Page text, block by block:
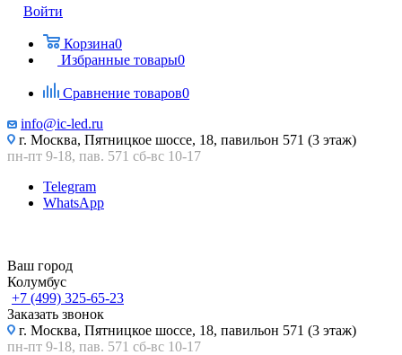
Войти
Корзина0
Избранные товары0
Сравнение товаров0
info@ic-led.ru
г. Москва, Пятницкое шоссе, 18, павильон 571 (3 этаж)
пн-пт 9-18, пав. 571 сб-вс 10-17
Telegram
WhatsApp
Ваш город
Колумбус
+7 (499) 325-65-23
Заказать звонок
г. Москва, Пятницкое шоссе, 18, павильон 571 (3 этаж)
пн-пт 9-18, пав. 571 сб-вс 10-17